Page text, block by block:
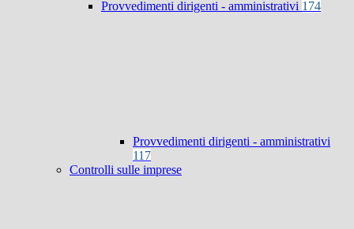
Provvedimenti dirigenti - amministrativi 174
Provvedimenti dirigenti - amministrativi
117
Controlli sulle imprese